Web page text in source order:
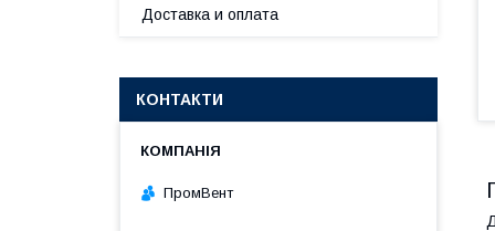
Доставка и оплата
КОНТАКТИ
ПромВент